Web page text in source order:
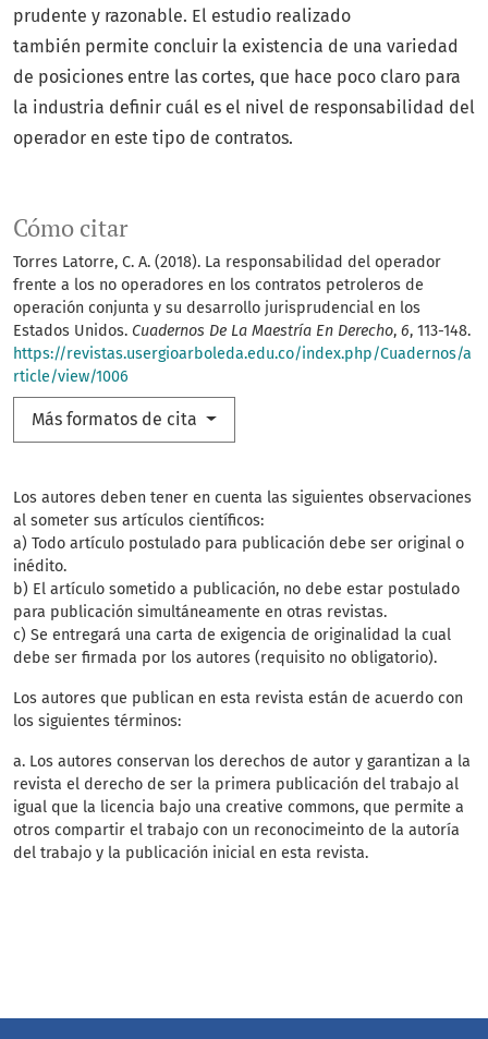
Cómo citar
Torres Latorre, C. A. (2018). La responsabilidad del operador
frente a los no operadores en los contratos petroleros de
operación conjunta y su desarrollo jurisprudencial en los
Estados Unidos. Cuadernos De La Maestría En Derecho, 6, 113-148.
https://revistas.usergioarboleda.edu.co/index.php/Cuadernos/a
rticle/view/1006
Más formatos de cita
prudente y razonable. El estudio realizado
también permite concluir la existencia de una variedad
de posiciones entre las cortes, que hace poco claro para
la industria definir cuál es el nivel de responsabilidad del
operador en este tipo de contratos.
Los autores deben tener en cuenta las siguientes observaciones
al someter sus artículos científicos:
a) Todo artículo postulado para publicación debe ser original o
inédito.
b) El artículo sometido a publicación, no debe estar postulado
para publicación simultáneamente en otras revistas.
c) Se entregará una carta de exigencia de originalidad la cual
debe ser firmada por los autores (requisito no obligatorio).
Los autores que publican en esta revista están de acuerdo con
los siguientes términos:
a. Los autores conservan los derechos de autor y garantizan a la
revista el derecho de ser la primera publicación del trabajo al
igual que la licencia bajo una creative commons, que permite a
otros compartir el trabajo con un reconocimeinto de la autoría
del trabajo y la publicación inicial en esta revista.